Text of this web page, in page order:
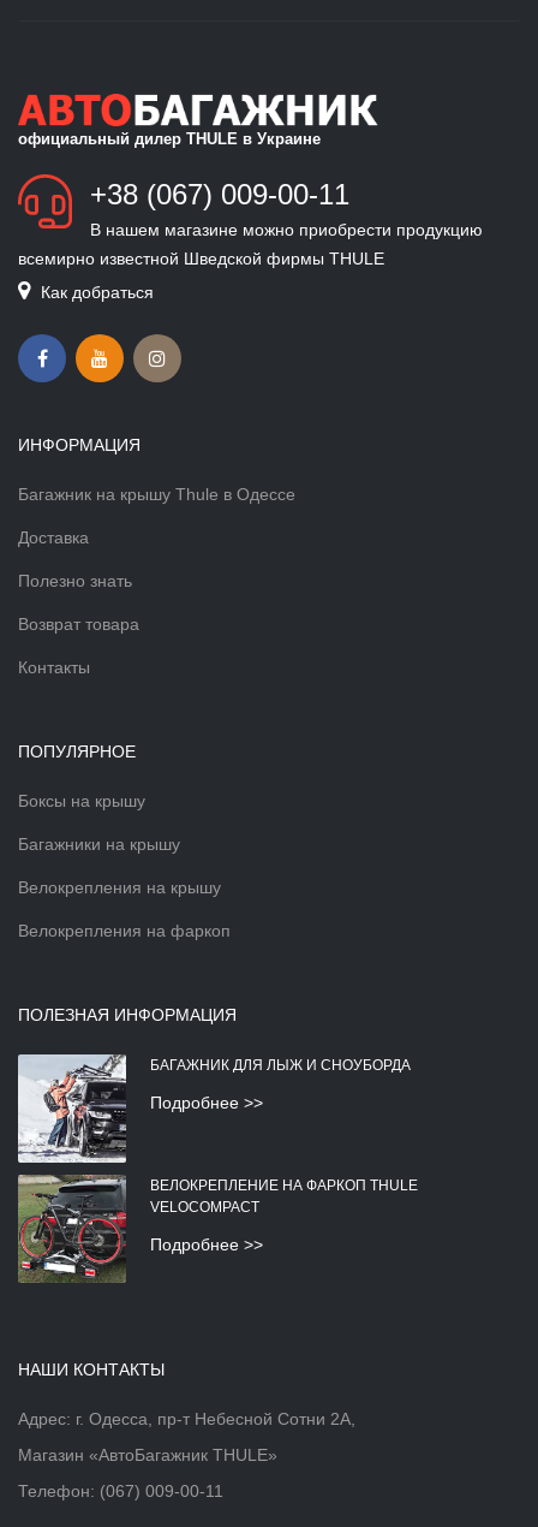
официальный дилер THULE в Украине
+38 (067) 009-00-11
В нашем магазине можно приобрести продукцию
всемирно известной Шведской фирмы THULE
Как добраться
ИНФОРМАЦИЯ
Багажник на крышу Thule в Одессе
Доставка
Полезно знать
Возврат товара
Контакты
ПОПУЛЯРНОЕ
Боксы на крышу
Багажники на крышу
Велокрепления на крышу
Велокрепления на фаркоп
ПОЛЕЗНАЯ ИНФОРМАЦИЯ
БАГАЖНИК ДЛЯ ЛЫЖ И СНОУБОРДА
Подробнее >>
ВЕЛОКРЕПЛЕНИЕ НА ФАРКОП THULE
VELOCOMPACT
Подробнее >>
НАШИ КОНТАКТЫ
Адрес: г. Одесса, пр-т Небесной Сотни 2А,
Магазин «АвтоБагажник THULE»
Телефон: (067) 009-00-11